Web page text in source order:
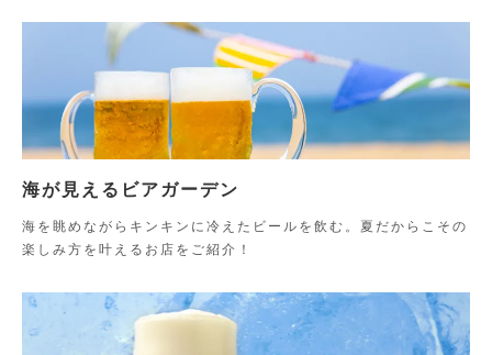
海が見えるビアガーデン
海を眺めながらキンキンに冷えたビールを飲む。夏だからこその
楽しみ方を叶えるお店をご紹介！